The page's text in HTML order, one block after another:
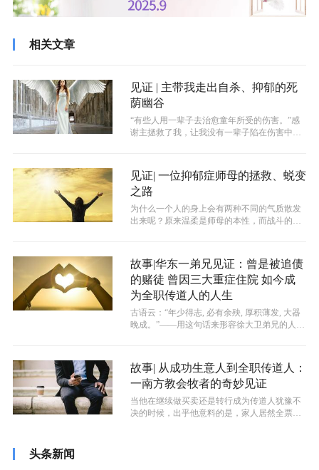
相关文章
见证 | 主带我走出自杀、抑郁的死
荫幽谷
“有些人用一辈子去治愈童年所受的伤害。”感
谢主拯救了我，让我没有一辈子陷在伤害中。
见证| 一位抑郁症师母的拯救、蜕变
之路
为什么一个人的身上会有两种不同的气质散发
出来呢？原来温柔是师母的本性，而战斗的信
故事|华东一弟兄见证：曾是被追债
的赌徒 曾因三大重症住院 如今成
为全职传道人的人生
古语云：“年少得志, 必有余殃, 厚积薄发, 大器
晚成。”——用这句话来形容徐大卫弟兄的人生
故事| 从成功生意人到全职传道人：
一南方教会牧者的奇妙见证
当他在继续做买卖还是转行成为传道人犹豫不
决的时候，出乎他意料的是，家人居然全票通
头条新闻